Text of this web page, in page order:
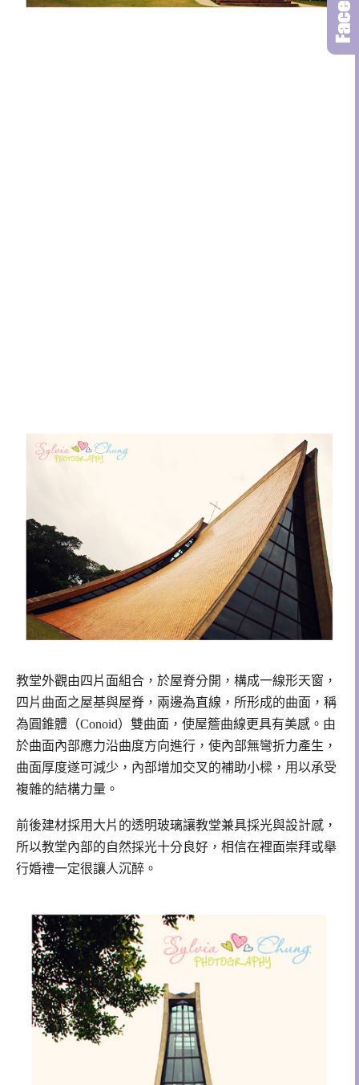
教堂外觀由四片面組合，於屋脊分開，構成一線形天窗，
四片曲面之屋基與屋脊，兩邊為直線，所形成的曲面，稱
為圓錐體（Conoid）雙曲面，使屋簷曲線更具有美感。由
於曲面內部應力沿曲度方向進行，使內部無彎折力產生，
曲面厚度遂可減少，內部增加交叉的補助小樑，用以承受
複雜的結構力量。
前後建材採用大片的透明玻璃讓教堂兼具採光與設計感，
所以教堂內部的自然採光十分良好，相信在裡面崇拜或舉
行婚禮一定很讓人沉醉。